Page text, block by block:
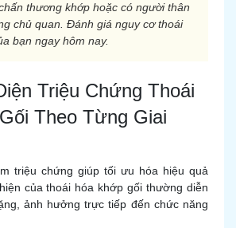
thương khớp hoặc có người thân
chủ quan. Đánh giá nguy cơ thoái
bạn ngay hôm nay.
Triệu Chứng Thoái
Theo Từng Giai
triệu chứng giúp tối ưu hóa hiệu quả
của thoái hóa khớp gối thường diễn
ảnh hưởng trực tiếp đến chức năng